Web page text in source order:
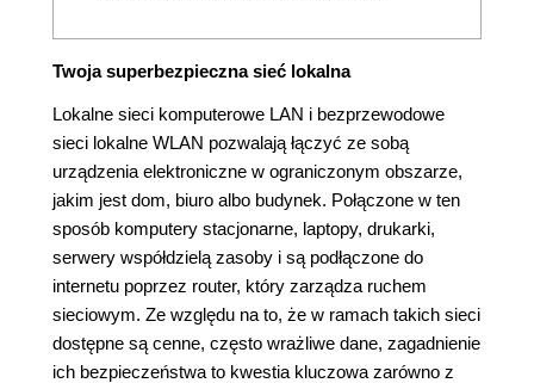
Twoja superbezpieczna sieć lokalna
Lokalne sieci komputerowe LAN i bezprzewodowe
sieci lokalne WLAN pozwalają łączyć ze sobą
urządzenia elektroniczne w ograniczonym obszarze,
jakim jest dom, biuro albo budynek. Połączone w ten
sposób komputery stacjonarne, laptopy, drukarki,
serwery współdzielą zasoby i są podłączone do
internetu poprzez router, który zarządza ruchem
sieciowym. Ze względu na to, że w ramach takich sieci
dostępne są cenne, często wrażliwe dane, zagadnienie
ich bezpieczeństwa to kwestia kluczowa zarówno z